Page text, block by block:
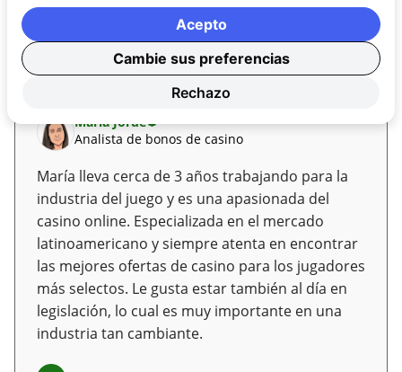
online
Autor/a
María Jorde
Analista de bonos de casino
María lleva cerca de 3 años trabajando para la
industria del juego y es una apasionada del
casino online. Especializada en el mercado
latinoamericano y siempre atenta en encontrar
las mejores ofertas de casino para los jugadores
más selectos. Le gusta estar también al día en
legislación, lo cual es muy importante en una
industria tan cambiante.
Cambie sus preferencias
Rechazo
Acepto